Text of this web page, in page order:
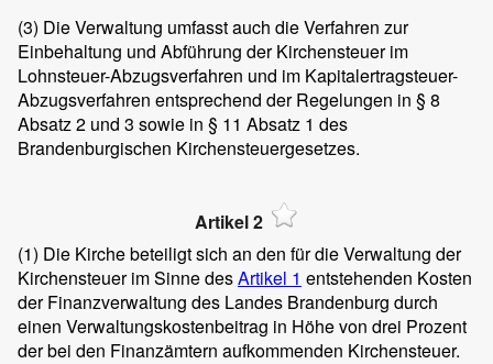
(3) Die Verwaltung umfasst auch die Verfahren zur
Einbehaltung und Abführung der Kirchensteuer im
Lohnsteuer-Abzugsverfahren und im Kapitalertragsteuer-
Abzugsverfahren entsprechend der Regelungen in § 8
Absatz 2 und 3 sowie in § 11 Absatz 1 des
Brandenburgischen Kirchensteuergesetzes.
Artikel 2
(1) Die Kirche beteiligt sich an den für die Verwaltung der
Kirchensteuer im Sinne desArtikel 1 entstehenden Kosten
der Finanzverwaltung des Landes Brandenburg durch
einen Verwaltungskostenbeitrag in Höhe von drei Prozent
der bei den Finanzämtern aufkommenden Kirchensteuer.